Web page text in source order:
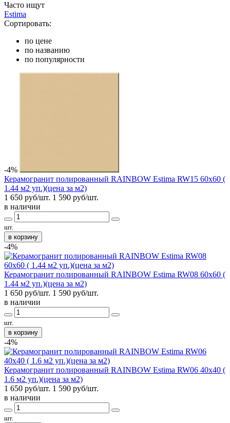
Часто ищут
Estima
Сортировать:
по цене
по названию
по популярности
-4%
Керамогранит полированный RAINBOW Estima RW15 60x60 (
1.44 м2 уп.)(цена за м2)
1 650 руб/шт. 1 590 руб/шт.
в наличии
шт.
в корзину
-4%
Керамогранит полированный RAINBOW Estima RW08 60x60 (
1.44 м2 уп.)(цена за м2)
1 650 руб/шт. 1 590 руб/шт.
в наличии
шт.
в корзину
-4%
Керамогранит полированный RAINBOW Estima RW06 40x40 (
1.6 м2 уп.)(цена за м2)
1 650 руб/шт. 1 590 руб/шт.
в наличии
шт.